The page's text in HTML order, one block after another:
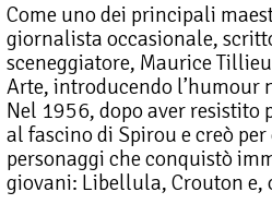
Come uno dei principali
giornalista occasionale,
sceneggiatore, Maurice
Arte, introducendo l’humour
Nel 1956, dopo aver resistito
al fascino di Spirou e creò
personaggi che conquistò
giovani: Libellula, Crouton e,